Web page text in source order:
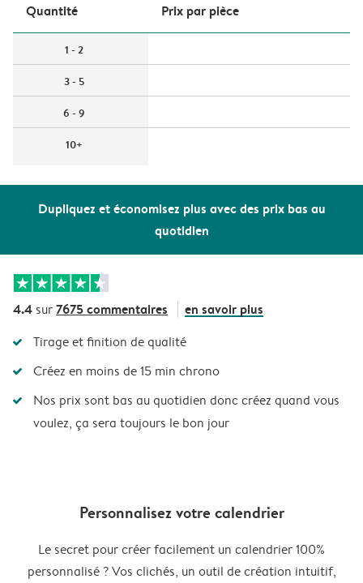
Dupliquez et économisez plus avec des prix bas au
quotidien
Quantité Prix ​​par pièce
1 - 2
3 - 5
6 - 9
10+
4.4 sur7675 commentaires en savoir plus
Tirage et finition de qualité
Créez en moins de 15 min chrono
Nos prix sont bas au quotidien donc créez quand vous
voulez, ça sera toujours le bon jour
Personnalisez votre calendrier
Le secret pour créer facilement un calendrier 100%
personnalisé ? Vos clichés, un outil de création intuitif,